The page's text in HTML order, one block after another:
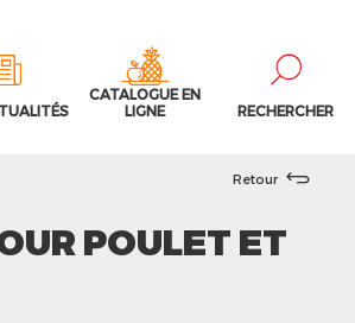
CATALOGUE EN
LIGNE
RECHERCHER
Retour
POULET ET